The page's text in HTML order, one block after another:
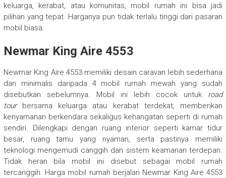
keluarga, kerabat, atau komunitas, mobil rumah ini bisa jadi
pilihan yang tepat. Harganya pun tidak terlalu tinggi dari pasaran
mobil biasa.
Newmar King Aire 4553
Newmar King Aire 4553 memiliki desain caravan lebih sederhana
dan minimalis daripada 4 mobil rumah mewah yang sudah
disebutkan sebelumnya. Mobil ini lebih cocok untuk road
tourbersama keluarga atau kerabat terdekat, memberikan
kenyamanan berkendara sekaligus kehangatan seperti di rumah
sendiri. Dilengkapi dengan ruang interior seperti kamar tidur
besar, ruang tamu yang nyaman, serta pastinya memiliki
teknologi mengemudi canggih dan sistem keamanan terdepan.
Tidak heran bila mobil ini disebut sebagai mobil rumah
tercanggih. Harga mobil rumah berjalan Newmar King Aire 4553